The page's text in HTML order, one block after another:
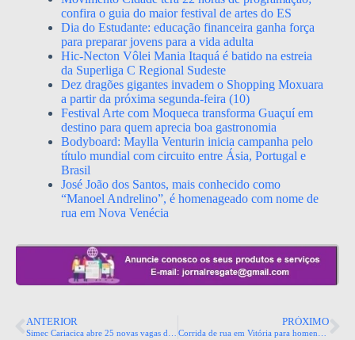
confira o guia do maior festival de artes do ES
Dia do Estudante: educação financeira ganha força
para preparar jovens para a vida adulta
Hic-Necton Vôlei Mania Itaquá é batido na estreia
da Superliga C Regional Sudeste
Dez dragões gigantes invadem o Shopping Moxuara
a partir da próxima segunda-feira (10)
Festival Arte com Moqueca transforma Guaçuí em
destino para quem aprecia boa gastronomia
Bodyboard: Maylla Venturin inicia campanha pelo
título mundial com circuito entre Ásia, Portugal e
Brasil
José João dos Santos, mais conhecido como
“Manoel Andrelino”, é homenageado com nome de
rua em Nova Venécia
ANTERIOR PRÓXIMO